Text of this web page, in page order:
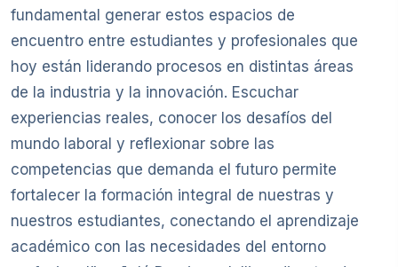
fundamental generar estos espacios de
encuentro entre estudiantes y profesionales que
hoy están liderando procesos en distintas áreas
de la industria y la innovación. Escuchar
experiencias reales, conocer los desafíos del
mundo laboral y reflexionar sobre las
competencias que demanda el futuro permite
fortalecer la formación integral de nuestras y
nuestros estudiantes, conectando el aprendizaje
académico con las necesidades del entorno